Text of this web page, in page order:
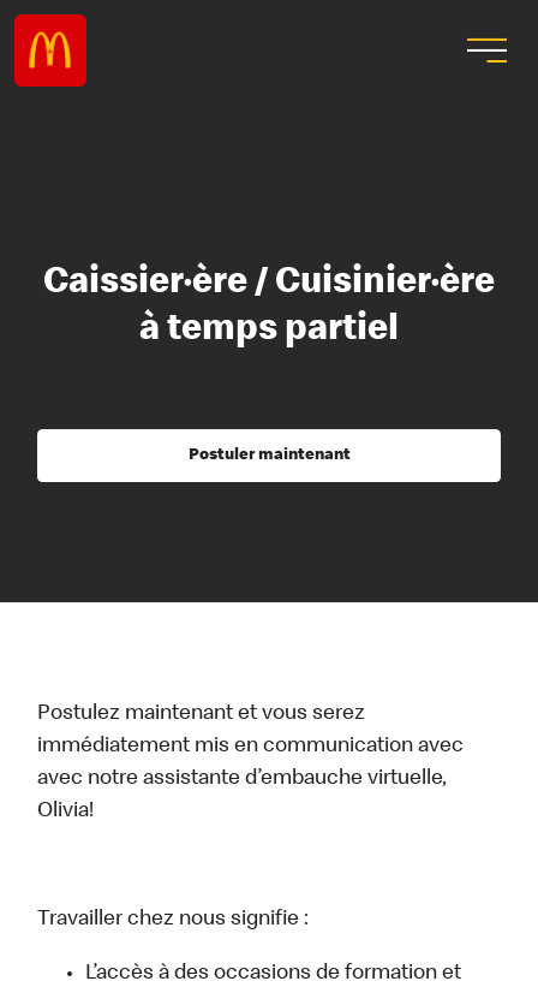
Caissier·ère / Cuisinier·ère
à temps partiel
Postuler maintenant
Postulez maintenant et vous serez
immédiatement mis en communication avec
avec notre assistante d’embauche virtuelle,
Olivia!
Travailler chez nous signifie :
L’accès à des occasions de formation et